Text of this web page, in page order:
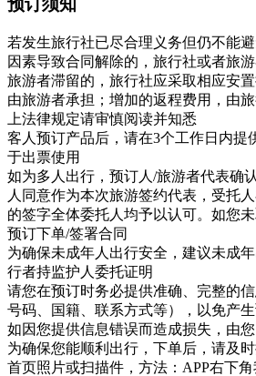
预订须知
若发生旅行社已尽合理义务但仍不能
因素导致合同解除的，旅行社或者旅
旅游者滞留的，旅行社应采取相应安
由旅游者承担；增加的返程费用，由
上法律规定请审慎阅读并知悉
客人预订产品后，请在3个工作日内提
于出票使用
如为多人出行，预订人/旅游者代表确
人同意作为本次旅游签约代表，受托
的签字全体委托人均予以认可。如您
预订下单/签署合同
为确保未成年人出行安全，建议未成
行者持监护人委托证明
请您在预订时务必提供准确、完整的
号码、国籍、联系方式等），以免产生
如因您提供信息错误而造成损失，由
为确保您能顺利出行，下单后，请及
首页照片或扫描件，方法：APP右下